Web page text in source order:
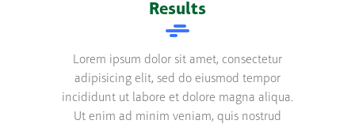
Results
Lorem ipsum dolor sit amet, consectetur
adipisicing elit, sed do eiusmod tempor
incididunt ut labore et dolore magna aliqua.
Ut enim ad minim veniam, quis nostrud